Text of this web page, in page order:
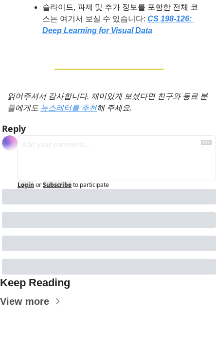
슬라이드, 과제 및 추가 정보를 포함한 전체 코
스는 여기서 보실 수 있습니다: CS 198-126:
Deep Learning for Visual Data
읽어주셔서 감사합니다. 재미있게 보셨다면 친구와 동료 분
들에게도 뉴스레터를 추천해 주세요.
Reply
Login orSubscribeto participate
Keep Reading
View more